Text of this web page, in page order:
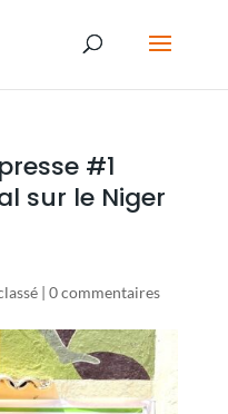
#1
sur le Niger
| 0 commentaires